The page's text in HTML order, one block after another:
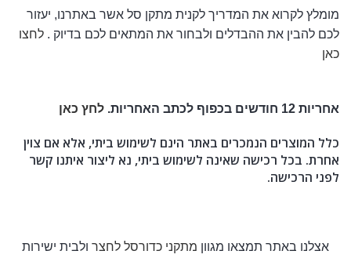
מומלץ לקרוא את המדריך לקנית מתקן סל אשר באתרנו, יעזור
לכם להבין את ההבדלים ולבחור את המתאים לכם בדיוק . לחצו
כאן
אחריות 12 חודשים בכפוף לכתב האחריות. לחץ כאן
כלל המוצרים הנמכרים באתר הינם לשימוש ביתי, אלא אם צוין
אחרת. בכל רכישה שאינה לשימוש ביתי, נא ליצור איתנו קשר
לפני הרכישה.
אצלנו באתר תמצאו מגוון מתקני כדורסל לחצר ולבית ישירות